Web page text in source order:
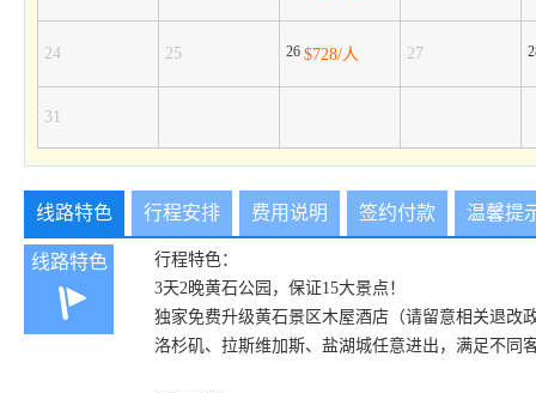
24 25 26 $728/人 27
31
线路特色 行程安排 费用说明 签约付款 温馨提
线路特色
行程特色：
3天2晚黄石公园，保证15大景点！
独家免费升级黄石景区木屋酒店（请留意相关退改
洛杉矶、拉斯维加斯、盐湖城任意进出，满足不同